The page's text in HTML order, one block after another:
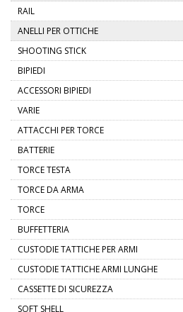
RAIL
ANELLI PER OTTICHE
SHOOTING STICK
BIPIEDI
ACCESSORI BIPIEDI
VARIE
ATTACCHI PER TORCE
BATTERIE
TORCE TESTA
TORCE DA ARMA
TORCE
BUFFETTERIA
CUSTODIE TATTICHE PER ARMI
CUSTODIE TATTICHE ARMI LUNGHE
CASSETTE DI SICUREZZA
SOFT SHELL